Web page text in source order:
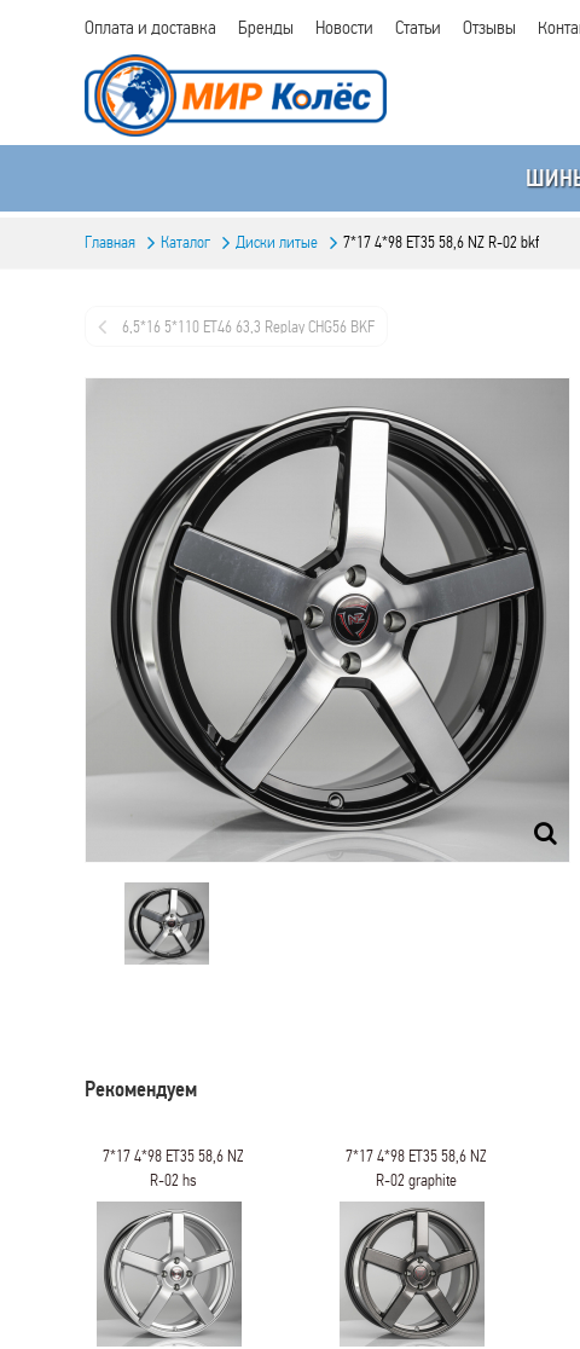
Оплата и доставка Бренды Новости Статьи Отзывы
Главная Каталог Диски литые 7*17 4*98 ET35 58,6 NZ R-02 bkf
6,5*16 5*110 ET46 63,3 Replay CHG56 BKF
Рекомендуем
7*17 4*98 ET35 58,6 NZ
R-02 hs
7*17 4*98 ET35 58,6 NZ
R-02 graphite